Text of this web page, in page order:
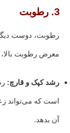
3. رطوبت
رطوبت، دوست
معرض رطوبت
رشد کپک و قارچ:
است که می‌تواند
آن بدهد.